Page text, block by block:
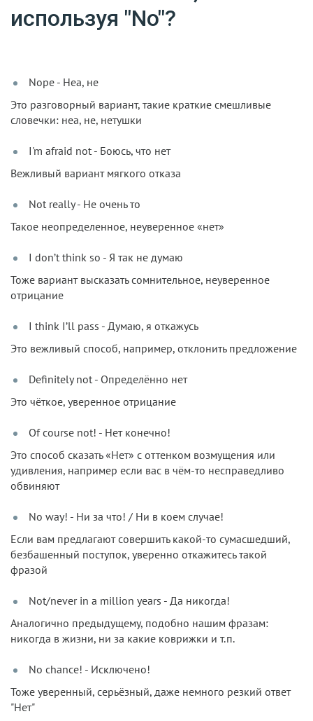
используя "No"?
Nope - Неа, не
Это разговорный вариант, такие краткие смешливые
словечки: неа, не, нетушки
I'm afraid not - Боюсь, что нет
Вежливый вариант мягкого отказа
Not really - Не очень то
Такое неопределенное, неуверенное «нет»
I don’t think so - Я так не думаю
Тоже вариант высказать сомнительное, неуверенное
отрицание
I think I’ll pass - Думаю, я откажусь
Это вежливый способ, например, отклонить предложение
Definitely not - Определённо нет
Это чёткое, уверенное отрицание
Of course not! - Нет конечно!
Это способ сказать «Нет» с оттенком возмущения или
удивления, например если вас в чём-то несправедливо
обвиняют
No way! - Ни за что! / Ни в коем случае!
Если вам предлагают совершить какой-то сумасшедший,
безбашенный поступок, уверенно откажитесь такой
фразой
Not/never in a million years - Да никогда!
Аналогично предыдущему, подобно нашим фразам:
никогда в жизни, ни за какие коврижки и т.п.
No chance! - Исключено!
Тоже уверенный, серьёзный, даже немного резкий ответ
"Нет"